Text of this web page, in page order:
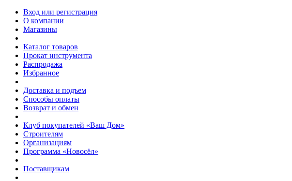
Вход или регистрация
О компании
Магазины
Каталог товаров
Прокат инструмента
Распродажа
Избранное
Доставка и подъем
Способы оплаты
Возврат и обмен
Клуб покупателей «Ваш Дом»
Строителям
Организациям
Программа «Новосёл»
Поставщикам